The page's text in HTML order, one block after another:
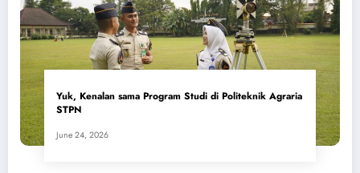
Yuk, Kenalan sama Program Studi di Politeknik Agraria
STPN
June 24, 2026